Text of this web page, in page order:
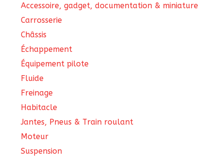
Accessoire, gadget, documentation & miniature
Carrosserie
Châssis
Échappement
Équipement pilote
Fluide
Freinage
Habitacle
Jantes, Pneus & Train roulant
Moteur
Suspension